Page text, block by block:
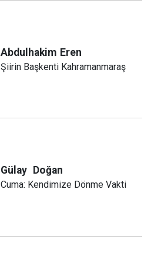
Abdulhakim Eren
Şiirin Başkenti Kahramanmaraş
Gülay Doğan
Cuma: Kendimize Dönme Vakti